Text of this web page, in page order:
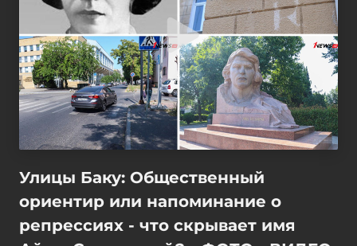
Улицы Баку: Общественный
ориентир или напоминание о
репрессиях - что скрывает имя